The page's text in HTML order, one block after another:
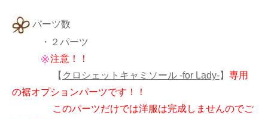
パーツ数
・２パーツ
注意！！
【 クロシェットキャミソール -for Lady-】 専用
の裾オプションパーツです！！
このパーツだけでは洋服は完成しませんのでご